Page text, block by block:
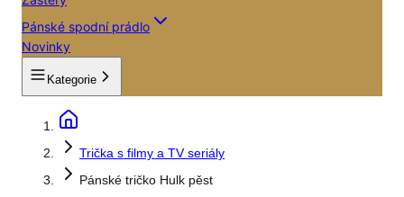
Pánské spodní prádlo
Novinky
Kategorie
Trička s filmy a TV seriály
Pánské tričko Hulk pěst